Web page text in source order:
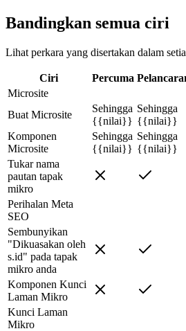
Bandingkan semua ciri
Lihat perkara yang disertakan dalam
Ciri Percuma
Microsite
Buat Microsite
Sehingga
{{nilai}}
Sehingga
{{nilai}}
Komponen
Microsite
Sehingga
{{nilai}}
Sehingga
{{nilai}}
Tukar nama
pautan tapak
mikro
Perihalan Meta
SEO
Sembunyikan
"Dikuasakan oleh
s.id" pada tapak
mikro anda
Komponen Kunci
Laman Mikro
Kunci Laman
Mikro